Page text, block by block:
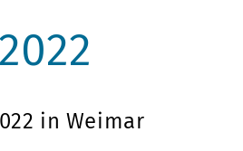
in Weimar